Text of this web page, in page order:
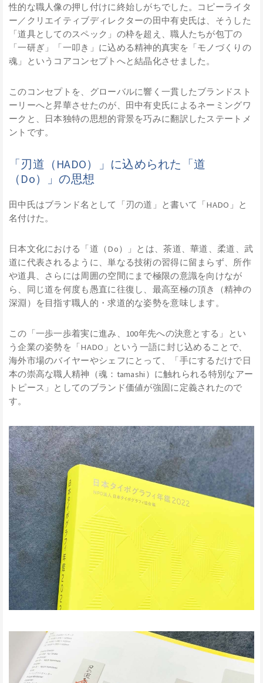
性的な職人像の押し付けに終始しがちでした。コピーライタ
ー／クリエイティブディレクターの田中有史氏は、そうした
「道具としてのスペック」の枠を超え、職人たちが包丁の
「一研ぎ」「一叩き」に込める精神的真実を「モノづくりの
魂」というコアコンセプトへと結晶化させました。
このコンセプトを、グローバルに響く一貫したブランドスト
ーリーへと昇華させたのが、田中有史氏によるネーミングワ
ークと、日本独特の思想的背景を巧みに翻訳したステートメ
ントです。
「刃道（HADO）」に込められた「道
（Do）」の思想
田中氏はブランド名として「刃の道」と書いて「HADO」と
名付けた。
日本文化における「道（Do）」とは、茶道、華道、柔道、武
道に代表されるように、単なる技術の習得に留まらず、所作
や道具、さらには周囲の空間にまで極限の意識を向けなが
ら、同じ道を何度も愚直に往復し、最高至極の頂き（精神の
深淵）を目指す職人的・求道的な姿勢を意味します。
この「一歩一歩着実に進み、100年先への決意とする」とい
う企業の姿勢を「HADO」という一語に封じ込めることで、
海外市場のバイヤーやシェフにとって、「手にするだけで日
本の崇高な職人精神（魂：tamashi）に触れられる特別なアー
トピース」としてのブランド価値が強固に定義されたので
す。